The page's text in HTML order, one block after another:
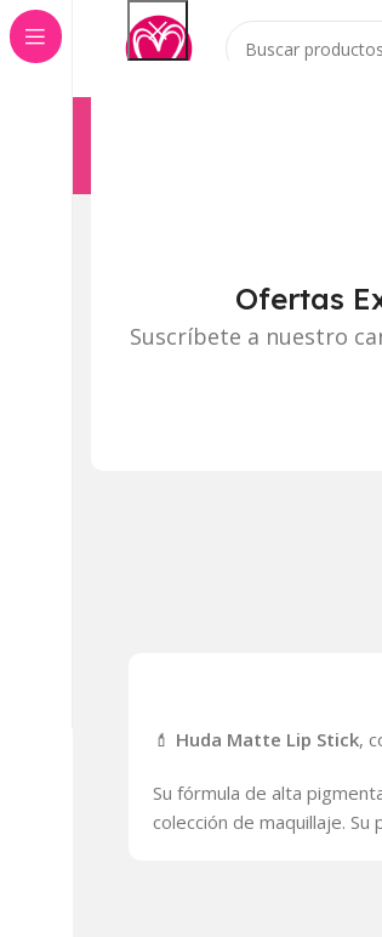
Ofertas
Suscríbete a nuestro
💄 Huda Matte Lip Stick,
Su fórmula de alta
colección de maquillaje.